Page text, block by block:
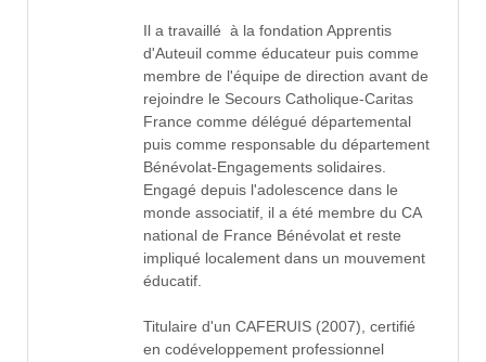
Il a travaillé à la fondation Apprentis
d'Auteuil comme éducateur puis comme
membre de l'équipe de direction avant de
rejoindre le Secours Catholique-Caritas
France comme délégué départemental
puis comme responsable du département
Bénévolat-Engagements solidaires.
Engagé depuis l'adolescence dans le
monde associatif, il a été membre du CA
national de France Bénévolat et reste
impliqué localement dans un mouvement
éducatif.
Titulaire d'un CAFERUIS (2007), certifié
en codéveloppement professionnel